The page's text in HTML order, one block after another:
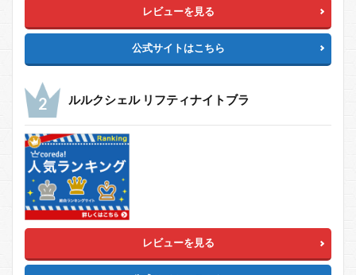
レビューを見る
公式サイトはこちら
ルルクシェル リフティナイトブラ
レビューを見る